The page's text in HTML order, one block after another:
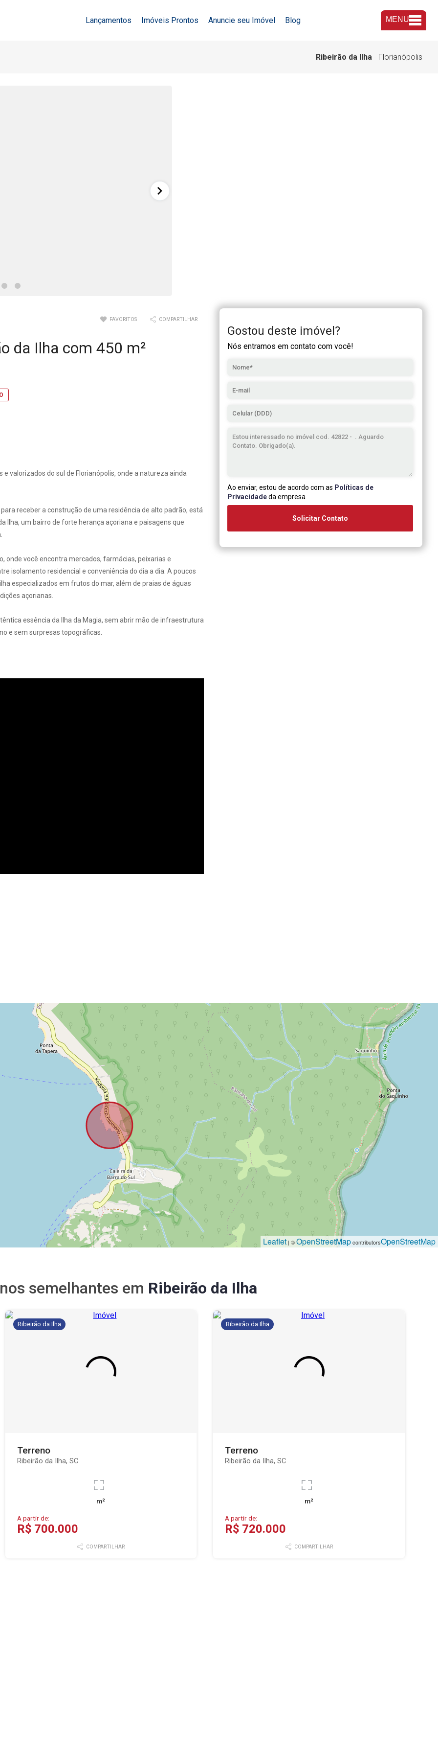
Lançamentos Imóveis Prontos Anuncie seu Imóvel Blog MENU
Ribeirão da Ilha - Florianópolis
FAVORITOS COMPARTILHAR
da Ilha com 450 m²
valorizados do sul de Florianópolis, onde a natureza ainda
receber a construção de uma residência de alto padrão, está
Ilha, um bairro de forte herança açoriana e paisagens que
onde você encontra mercados, farmácias, peixarias e
isolamento residencial e conveniência do dia a dia. A poucos
especializados em frutos do mar, além de praias de águas
açorianas.
essência da Ilha da Magia, sem abrir mão de infraestrutura
e sem surpresas topográficas.
Gostou deste imóvel?
Nós entramos em contato com você!
Ao enviar, estou de acordo com as Políticas de
Privacidadeda empresa
Solicitar Contato
Leaflet | ©OpenStreetMapcontributorsOpenStreetMap
semelhantes em Ribeirão da Ilha
Ribeirão da Ilha
Terreno
Ribeirão da Ilha, SC
m²
A partir de:
R$ 700.000
COMPARTILHAR
Ribeirão da Ilha
Terreno
Ribeirão da Ilha, SC
m²
A partir de:
R$ 720.000
COMPARTILHAR